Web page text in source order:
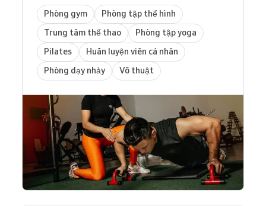
Phòng gym
Phòng tập thể hình
Trung tâm thể thao
Phòng tập yoga
Pilates
Huấn luyện viên cá nhân
Phòng dạy nhảy
Võ thuật